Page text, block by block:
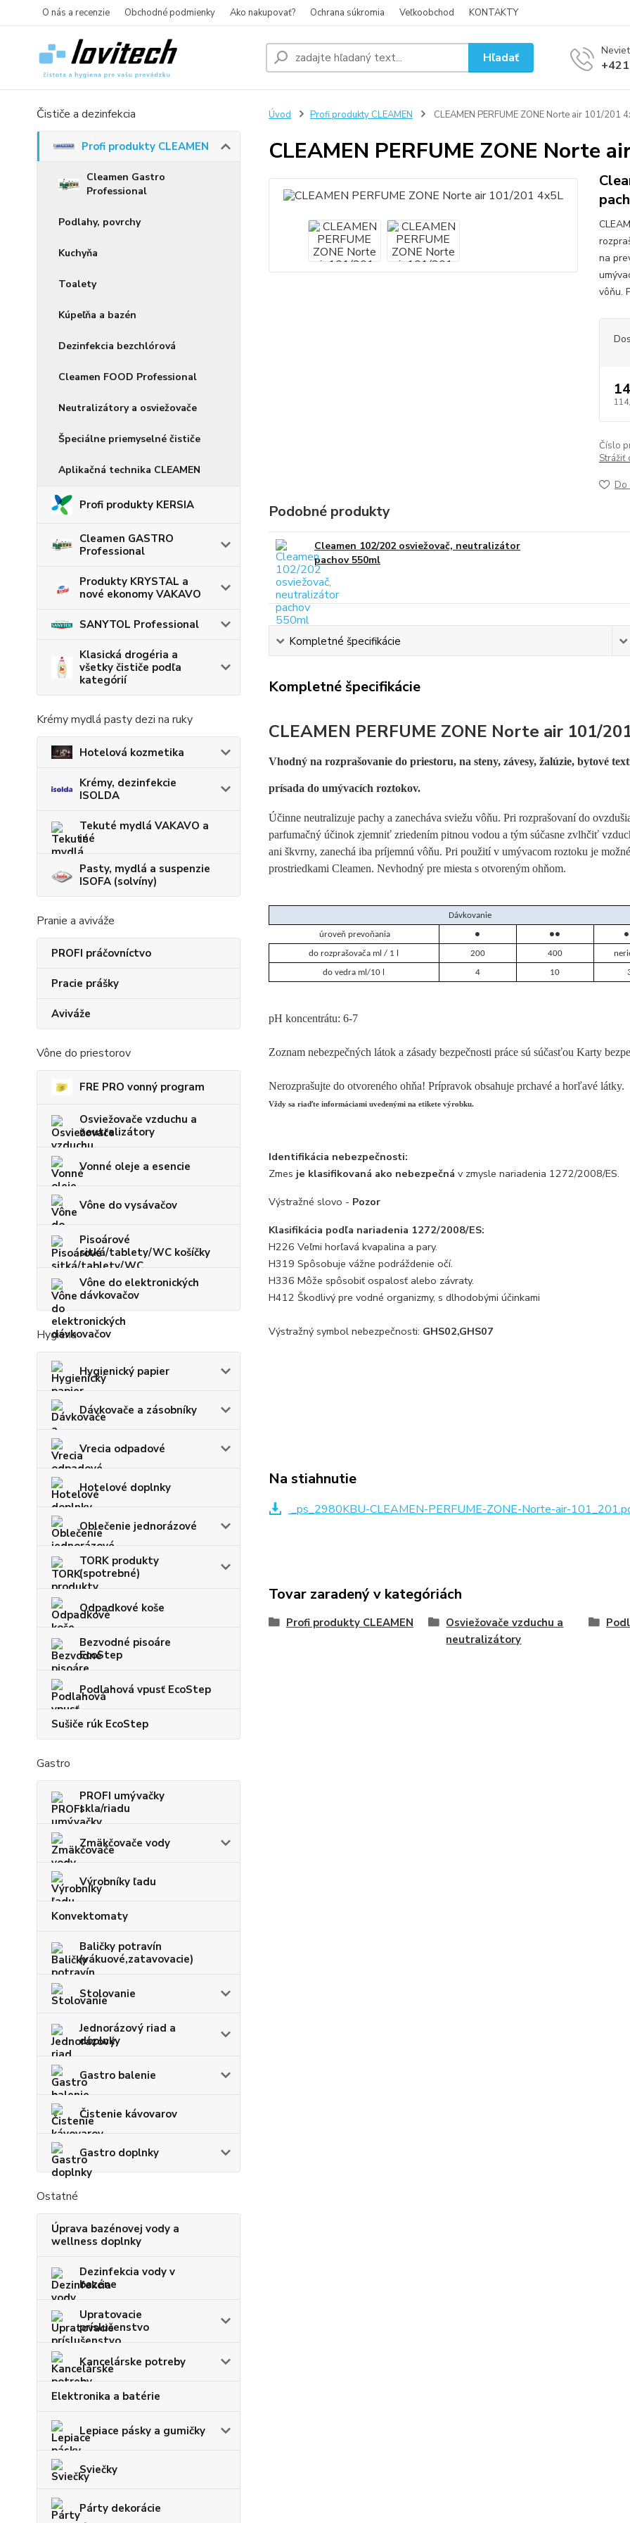
O nás a recenzie Obchodné podmienky Ako nakupovať? Ochrana súkromia Veľkoobchod KONTAKTY
Hľadať
Čističe a dezinfekcia
Profi produkty CLEAMEN
Cleamen Gastro
Professional
Podlahy, povrchy
Kuchyňa
Toalety
Kúpeľňa a bazén
Dezinfekcia bezchlórová
Cleamen FOOD Professional
Neutralizátory a osviežovače
Špeciálne priemyselné čističe
Aplikačná technika CLEAMEN
Profi produkty KERSIA
Cleamen GASTRO
Professional
Produkty KRYSTAL a
nové ekonomy VAKAVO
SANYTOL Professional
Klasická drogéria a
všetky čističe podľa
kategórií
Krémy mydlá pasty dezi na ruky
Hotelová kozmetika
Krémy, dezinfekcie
ISOLDA
Tekuté mydlá VAKAVO a
iné
Pasty, mydlá a suspenzie
ISOFA (solvíny)
Pranie a aviváže
PROFI práčovníctvo
Pracie prášky
Aviváže
Vône do priestorov
FRE PRO vonný program
Osviežovače vzduchu a
neutralizátory
Vonné oleje a esencie
Vône do vysávačov
Pisoárové
sitká/tablety/WC košíčky
Vône do elektronických
dávkovačov
Hygiena
Hygienický papier
Dávkovače a zásobníky
Vrecia odpadové
Hotelové doplnky
Oblečenie jednorázové
TORK produkty
(spotrebné)
Odpadkové koše
Bezvodné pisoáre
EcoStep
Podlahová vpusť EcoStep
Sušiče rúk EcoStep
Gastro
PROFI umývačky
skla/riadu
Zmäkčovače vody
Výrobníky ľadu
Konvektomaty
Baličky potravín
(vákuové,zatavovacie)
Stolovanie
Jednorázový riad a
doplnky
Gastro balenie
Čistenie kávovarov
Gastro doplnky
Ostatné
Úprava bazénovej vody a
wellness doplnky
Dezinfekcia vody v
bazéne
Upratovacie
príslušenstvo
Kancelárske potreby
Elektronika a batérie
Lepiace pásky a gumičky
Sviečky
Párty dekorácie
Úvod Profi produkty CLEAMEN CLEAMEN PERFUME ZONE Norte air 101/201
CLEAMEN PERFUME ZONE Norte
na
vôňu.
Číslo
Strážiť
Do
Podobné produkty
Cleamen 102/202 osviežovač, neutralizátor
pachov 550ml
Kompletné špecifikácie
Kompletné špecifikácie
CLEAMEN PERFUME ZONE Norte air 101/
Vhodný na rozprašovanie do priestoru, na steny, závesy, žalúzie, bytové
prísada do umývacích roztokov.​
Účinne neutralizuje pachy a zanecháva sviežu vôňu. Pri rozprašovaní do
parfumačný účinok zjemniť zriedením pitnou vodou a tým súčasne zvlhčiť
ani škvrny, zanechá iba príjemnú vôňu. Pri použití v umývacom roztoku je
prostriedkami Cleamen. Nevhodný pre miesta s otvoreným ohňom.
Dávkovanie
úroveň prevoňania ● ●●
do rozprašovača ml / 1 l 200 400
do vedra ml/10 l​ 4 10
pH koncentrátu: 6-7
Zoznam nebezpečných látok a zásady bezpečnosti práce sú súčasťou Karty
Nerozprašujte do otvoreného ohňa! Prípravok obsahuje prchavé a horľavé látky.
Vždy sa riaďte informáciami uvedenými na etikete výrobku.
Identifikácia nebezpečnosti:
Zmes je klasifikovaná ako nebezpečná v zmysle nariadenia 1272/2008/ES.
Výstražné slovo - Pozor
Klasifikácia podľa nariadenia 1272/2008/ES:
H226 Veľmi horľavá kvapalina a pary.
H319 Spôsobuje vážne podráždenie očí.
H336 Môže spôsobiť ospalosť alebo závraty.
H412 Škodlivý pre vodné organizmy, s dlhodobými účinkami
Výstražný symbol nebezpečnosti: GHS02,GHS07
Na stiahnutie
_ps_2980KBU-CLEAMEN-PERFUME-ZONE-Norte-air-
Tovar zaradený v kategóriách
Profi produkty CLEAMEN
Osviežovače vzduchu a
neutralizátory